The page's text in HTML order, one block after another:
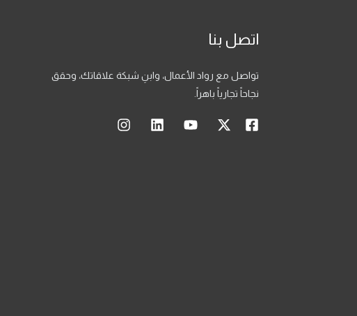
اتصل بنا
تواصل مع رواد الأعمال، وابنِ شبكة علاقاتك، وحقق
نجاحاً تجارياً باهراً.